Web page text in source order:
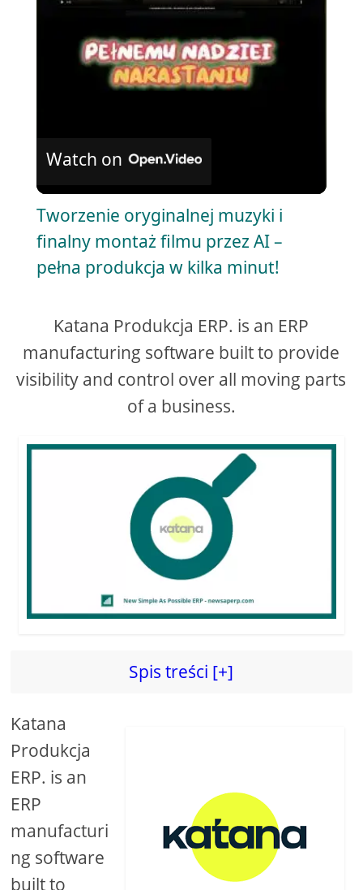
l
a
V
i
d
o
Watch on
Tworzenie oryginalnej muzyki i
finalny montaż filmu przez AI –
pełna produkcja w kilka minut!
Katana Produkcja ERP. is an ERP
manufacturing software built to provide
visibility and control over all moving parts
of a business.
Spis treści [+]
Katana
Produkcja
ERP. is an
ERP
manufacturi
ng software
built to